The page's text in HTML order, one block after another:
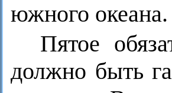
южного океана.
Пятое
должно быть